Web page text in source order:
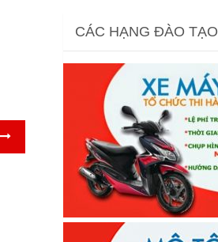
CÁC HẠNG ĐÀO TẠO